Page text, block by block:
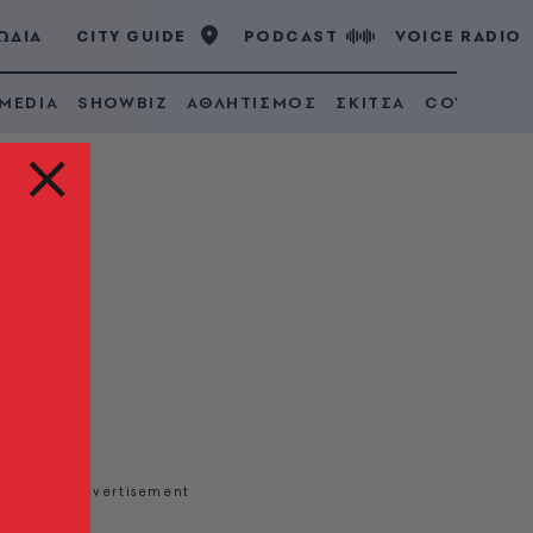
CITY GUIDE PODCAST VOICE RADIO
SHOWBIZ ΑΘΛΗΤΙΣΜΟΣ ΣΚΙΤΣΑ COVID 19